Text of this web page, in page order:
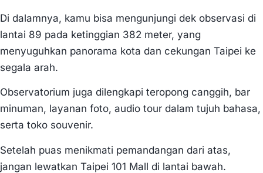
Di dalamnya, kamu bisa mengunjungi dek observasi di
lantai 89 pada ketinggian 382 meter, yang
menyuguhkan panorama kota dan cekungan Taipei ke
segala arah.
Observatorium juga dilengkapi teropong canggih, bar
minuman, layanan foto, audio tour dalam tujuh bahasa,
serta toko souvenir.
Setelah puas menikmati pemandangan dari atas,
jangan lewatkan Taipei 101 Mall di lantai bawah.